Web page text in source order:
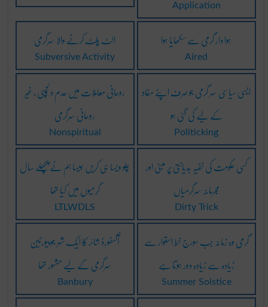
Application
الٹ پلٹ کرنے والا سرگرمی
Subversive Activity
ہوا دار گرمی سے سکھایا ہوا
Aired
روحانی معاملات میں عدم دلچسپی ، غیر
روحانی سرگرمی
Nonspiritual
ایسی سیاسی سر گرمی جو صرف اپنے مفاد
کے لیے کی گئی ہو
Politicking
چلو ویسا ہی کریں جیسا ہم نے پچھلے سال
گرمیوں میں کیا تھا
LTLWDLS
کسی حکومت کی خفیہ بدیانتی پر مبنی اور
مجرمانہ سرگرمیاں
Dirty Trick
آکسفورڈ شائر کا ایک شہر جو پیورٹین
سرگرمی کے لیے مشہور تھا
Banbury
گرمی وہ زمانہ جب سورج خط استوار سے
زیادہ سے زیادہ دور ہوتا ہے
Summer Solstice